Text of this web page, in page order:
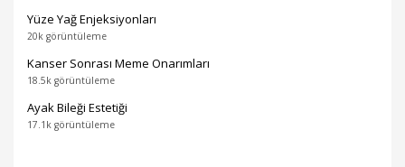
Yüze Yağ Enjeksiyonları
20k görüntüleme
Kanser Sonrası Meme Onarımları
18.5k görüntüleme
Ayak Bileği Estetiği
17.1k görüntüleme